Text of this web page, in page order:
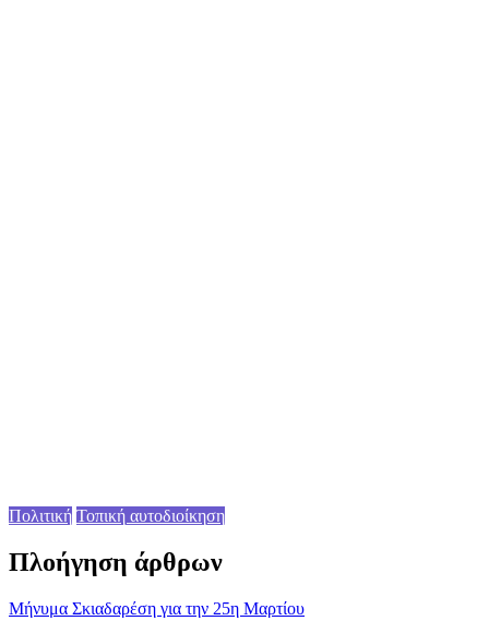
Πολιτική Τοπική αυτοδιοίκηση
Πλοήγηση άρθρων
Mήνυμα Σκιαδαρέση για την 25η Μαρτίου